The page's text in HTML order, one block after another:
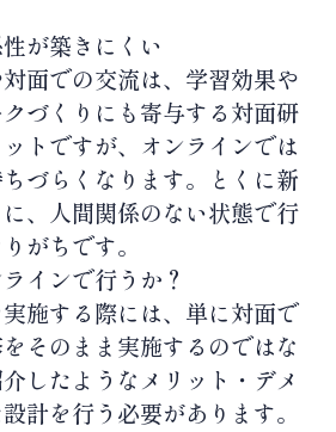
が築きにくい
面での交流は、学習効果や
づくりにも寄与する対面研
トですが、オンラインでは
づらくなります。とくに新
、人間関係のない状態で行
がちです。
インで行うか？
施する際には、単に対面で
そのまま実施するのではな
したようなメリット・デメ
計を行う必要があります。